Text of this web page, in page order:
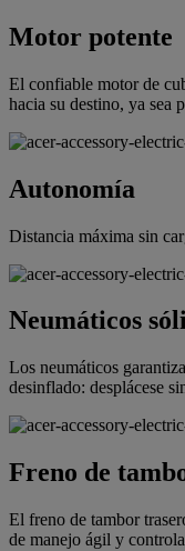
Motor potente
El confiable motor de
hacia su destino, ya sea
Autonomía
Distancia máxima sin
Neumáticos
Los neumáticos
desinflado: desplácese
Freno de
El freno de tambor
de manejo ágil y